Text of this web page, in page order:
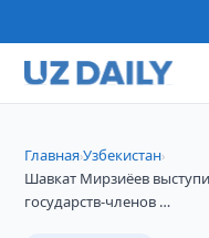
Главная›Узбекистан›
Шавкат Мирзиёев
государств-членов …